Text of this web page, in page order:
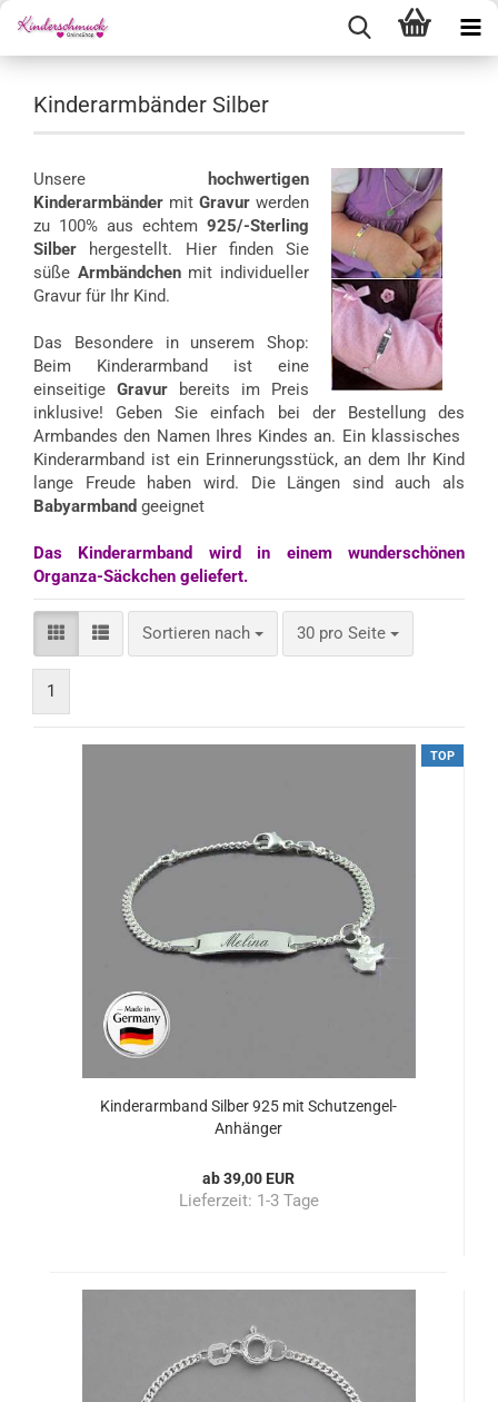
Kinderarmbänder Silber
Unsere
hochwertigen
Kinderarmbänder mit Gravur werden
zu 100% aus echtem 925/-Sterling
Silber hergestellt. Hier finden Sie
süße Armbändchenmit individueller
Gravur für Ihr Kind.
Das Besondere in unserem Shop:
Beim Kinderarmband ist eine
einseitige Gravur bereits
im Preis
inklusive!
Geben Sie einfach bei der Bestellung des
Armbandes den Namen Ihres Kindes an. Ein klassisches
Kinderarmband ist ein Erinnerungsstück, an dem Ihr Kind
lange Freude haben wird. Die Längen sind auch als
Babyarmband geeignet
Das Kinderarmband wird in einem wunderschönen
Organza-Säckchen geliefert.
Sortieren nach
Sortieren nach 30 pro Seite
pro Seite
1
TOP
Kinderarmband Silber 925 mit Schutzengel-
Anhänger
ab 39,00 EUR
Lieferzeit: 1-3 Tage